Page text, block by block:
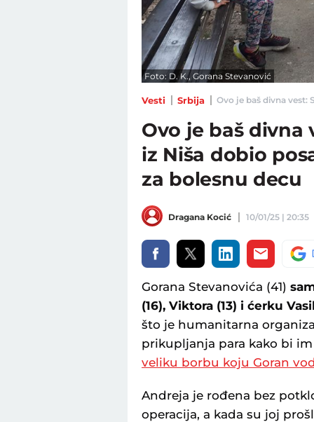
Foto: D. K., Gorana Stevanović
Vesti Srbija Ovo je baš divna vest:
Ovo je baš divna
iz Niša dobio
za bolesnu decu
Dragana Kocić 10/01/25 | 20:35
Gorana Stevanovića (41)
(16), Viktora (13) i ćerku
što je humanitarna
prikupljanja para kako bi
veliku borbu koju Goran
Andreja je rođena bez
operacija, a kada su joj